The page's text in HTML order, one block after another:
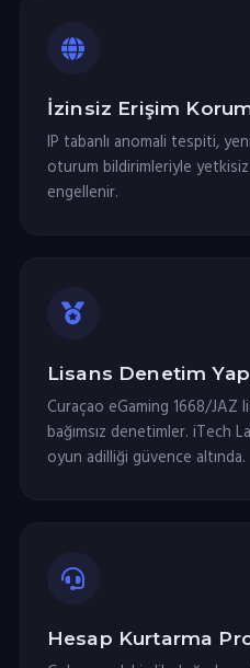
İzinsiz Erişim
IP tabanlı anomali tespiti,
oturum bildirimleriyle yetkisiz
engellenir.
Lisans Denetim
Curaçao eGaming 1668/JAZ
bağımsız denetimler. iTech
oyun adilliği güvence altında.
Hesap Kurtarma